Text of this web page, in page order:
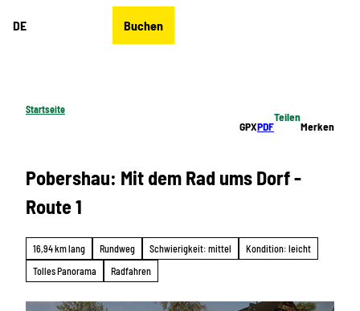
DE Buchen
Startseite
GPXPDF
Teilen
Merken
Pobershau: Mit dem Rad ums Dorf -
Route 1
16,94 km lang Rundweg Schwierigkeit: mittel
Kondition: leicht
Tolles Panorama
Radfahren